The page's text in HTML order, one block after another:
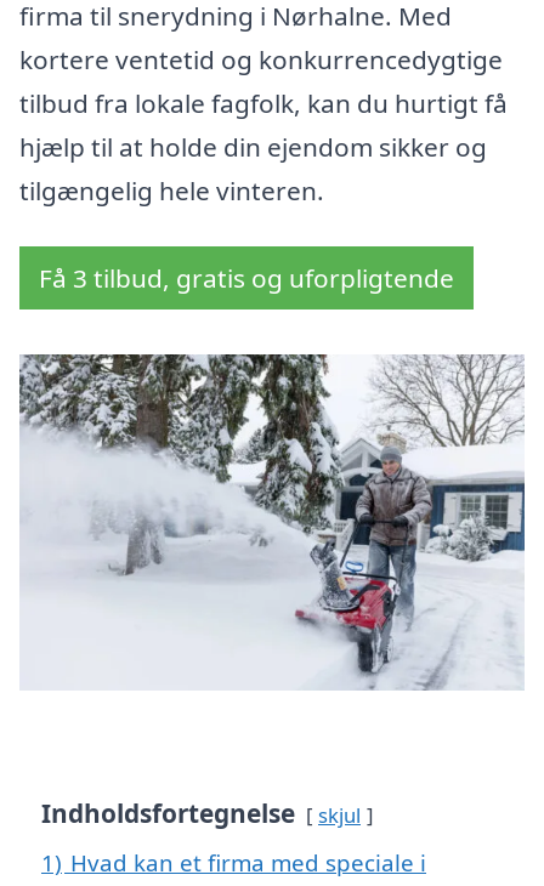
firma til snerydning i Nørhalne. Med
kortere ventetid og konkurrencedygtige
tilbud fra lokale fagfolk, kan du hurtigt få
hjælp til at holde din ejendom sikker og
tilgængelig hele vinteren.
Få 3 tilbud, gratis og uforpligtende
Indholdsfortegnelse skjul
1) Hvad kan et firma med speciale i